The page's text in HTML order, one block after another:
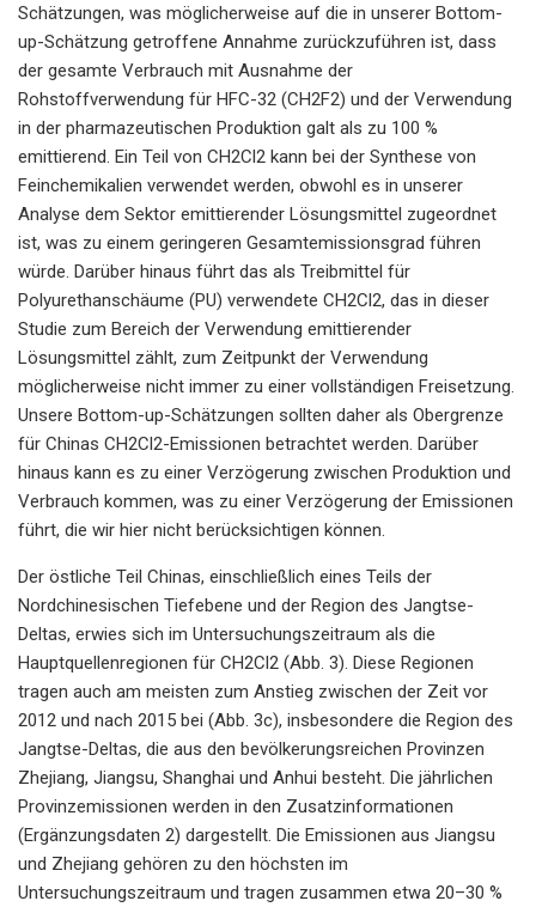
Schätzungen, was möglicherweise auf die in unserer Bottom-
up-Schätzung getroffene Annahme zurückzuführen ist, dass
der gesamte Verbrauch mit Ausnahme der
Rohstoffverwendung für HFC-32 (CH2F2) und der Verwendung
in der pharmazeutischen Produktion galt als zu 100 %
emittierend. Ein Teil von CH2Cl2 kann bei der Synthese von
Feinchemikalien verwendet werden, obwohl es in unserer
Analyse dem Sektor emittierender Lösungsmittel zugeordnet
ist, was zu einem geringeren Gesamtemissionsgrad führen
würde. Darüber hinaus führt das als Treibmittel für
Polyurethanschäume (PU) verwendete CH2Cl2, das in dieser
Studie zum Bereich der Verwendung emittierender
Lösungsmittel zählt, zum Zeitpunkt der Verwendung
möglicherweise nicht immer zu einer vollständigen Freisetzung.
Unsere Bottom-up-Schätzungen sollten daher als Obergrenze
für Chinas CH2Cl2-Emissionen betrachtet werden. Darüber
hinaus kann es zu einer Verzögerung zwischen Produktion und
Verbrauch kommen, was zu einer Verzögerung der Emissionen
führt, die wir hier nicht berücksichtigen können.
Der östliche Teil Chinas, einschließlich eines Teils der
Nordchinesischen Tiefebene und der Region des Jangtse-
Deltas, erwies sich im Untersuchungszeitraum als die
Hauptquellenregionen für CH2Cl2 (Abb. 3). Diese Regionen
tragen auch am meisten zum Anstieg zwischen der Zeit vor
2012 und nach 2015 bei (Abb. 3c), insbesondere die Region des
Jangtse-Deltas, die aus den bevölkerungsreichen Provinzen
Zhejiang, Jiangsu, Shanghai und Anhui besteht. Die jährlichen
Provinzemissionen werden in den Zusatzinformationen
(Ergänzungsdaten 2) dargestellt. Die Emissionen aus Jiangsu
und Zhejiang gehören zu den höchsten im
Untersuchungszeitraum und tragen zusammen etwa 20–30 %